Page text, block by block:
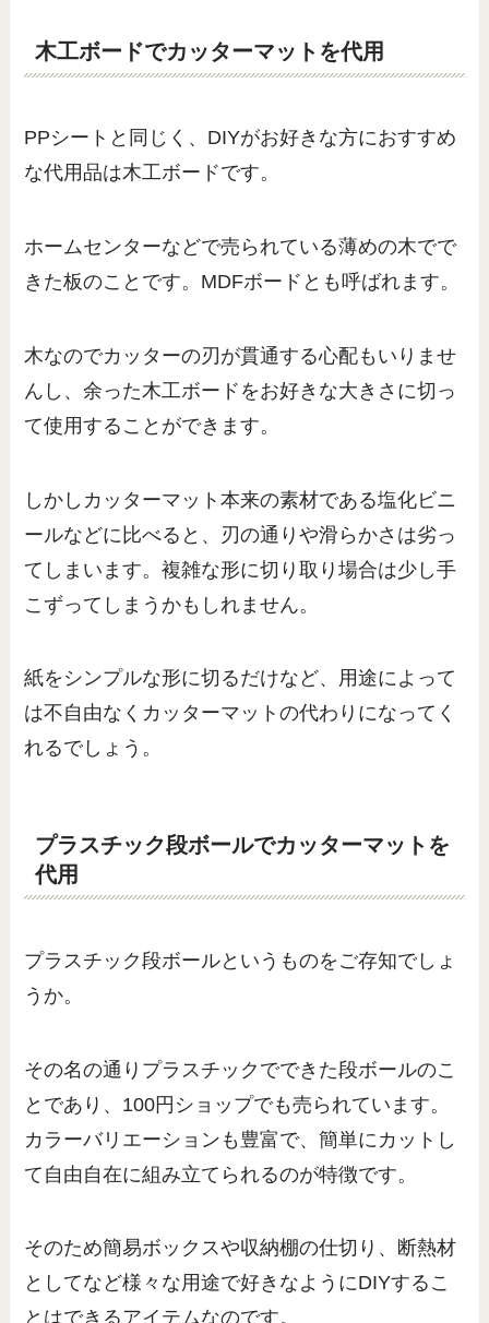
木工ボードでカッターマットを代用
PPシートと同じく、DIYがお好きな方におすすめ
な代用品は木工ボードです。
ホームセンターなどで売られている薄めの木でで
きた板のことです。MDFボードとも呼ばれます。
木なのでカッターの刃が貫通する心配もいりませ
んし、余った木工ボードをお好きな大きさに切っ
て使用することができます。
しかしカッターマット本来の素材である塩化ビニ
ールなどに比べると、刃の通りや滑らかさは劣っ
てしまいます。複雑な形に切り取り場合は少し手
こずってしまうかもしれません。
紙をシンプルな形に切るだけなど、用途によって
は不自由なくカッターマットの代わりになってく
れるでしょう。
プラスチック段ボールでカッターマットを
代用
プラスチック段ボールというものをご存知でしょ
うか。
その名の通りプラスチックでできた段ボールのこ
とであり、100円ショップでも売られています。
カラーバリエーションも豊富で、簡単にカットし
て自由自在に組み立てられるのが特徴です。
そのため簡易ボックスや収納棚の仕切り、断熱材
としてなど様々な用途で好きなようにDIYするこ
とはできるアイテムなのです。